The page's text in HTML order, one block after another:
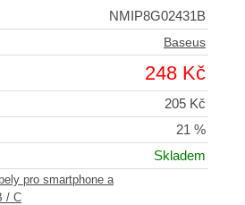
NMIP8G02431B
Baseus
248 Kč
205 Kč
21 %
Skladem
pro smartphone a
/ C